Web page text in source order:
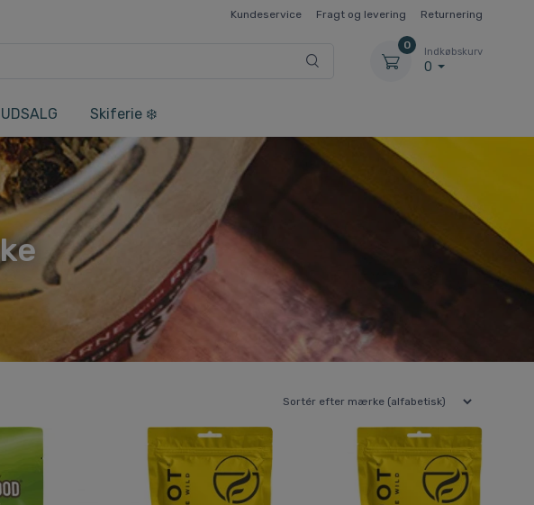
Kundeservice Fragt og levering Returnering
0
Indkøbskurv
0
UDSALG Skiferie ❄️